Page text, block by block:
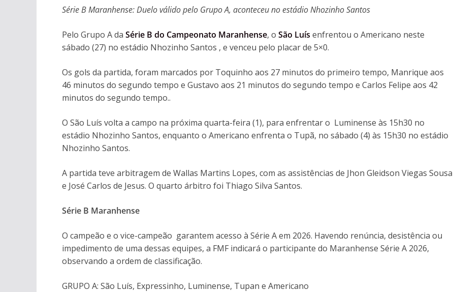
Série B Maranhense: Duelo válido pelo Grupo A, aconteceu no estádio Nhozinho Santos
Pelo Grupo A da Série B do Campeonato Maranhense, o São Luís enfrentou o Americano neste
sábado (27) no estádio Nhozinho Santos , e venceu pelo placar de 5×0.
Os gols da partida, foram marcados por Toquinho aos 27 minutos do primeiro tempo, Manrique aos
46 minutos do segundo tempo e Gustavo aos 21 minutos do segundo tempo e Carlos Felipe aos 42
minutos do segundo tempo..
O São Luís volta a campo na próxima quarta-feira (1), para enfrentar o Luminense às 15h30 no
estádio Nhozinho Santos, enquanto o Americano enfrenta o Tupã, no sábado (4) às 15h30 no estádio
Nhozinho Santos.
A partida teve arbitragem de Wallas Martins Lopes, com as assistências de Jhon Gleidson Viegas Sousa
e José Carlos de Jesus. O quarto árbitro foi Thiago Silva Santos.
Série B Maranhense
O campeão e o vice-campeão garantem acesso à Série A em 2026. Havendo renúncia, desistência ou
impedimento de uma dessas equipes, a FMF indicará o participante do Maranhense Série A 2026,
observando a ordem de classificação.
GRUPO A: São Luís, Expressinho, Luminense, Tupan e Americano